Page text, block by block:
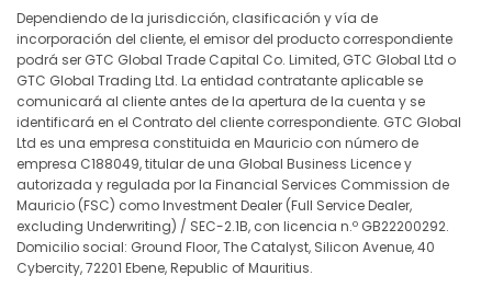
Dependiendo de la jurisdicción, clasificación y vía de
incorporación del cliente, el emisor del producto correspondiente
podrá ser GTC Global Trade Capital Co. Limited, GTC Global Ltd o
GTC Global Trading Ltd. La entidad contratante aplicable se
comunicará al cliente antes de la apertura de la cuenta y se
identificará en el Contrato del cliente correspondiente. GTC Global
Ltd es una empresa constituida en Mauricio con número de
empresa C188049, titular de una Global Business Licence y
autorizada y regulada por la Financial Services Commission de
Mauricio (FSC) como Investment Dealer (Full Service Dealer,
excluding Underwriting) / SEC-2.1B, con licencia n.º GB22200292.
Domicilio social: Ground Floor, The Catalyst, Silicon Avenue, 40
Cybercity, 72201 Ebene, Republic of Mauritius.